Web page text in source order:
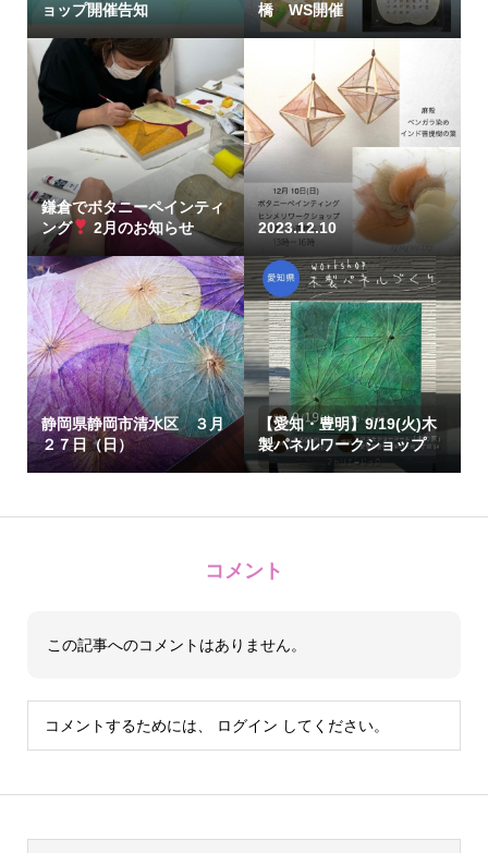
ョップ開催告知
橋 WS開催
鎌倉でボタニーペインティ
ング
2月のお知らせ 2023.12.10
静岡県静岡市清水区 ３月
２７日（日）
【愛知・豊明】9/19(火)木
製パネルワークショップ
コメント
この記事へのコメントはありません。
コメントするためには、 ログイン してください。